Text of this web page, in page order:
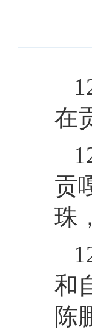
在
贡
珠
和
陈